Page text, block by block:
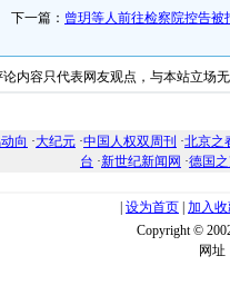
下一篇： 曾玥等人前往检察院控告被
论内容只代表网友观点，与本站立场
向 ·大纪元 ·中国人权双周刊 ·北京之
台 ·新世纪新闻网 ·德国
设为首页 加入
Copyright ©
网址